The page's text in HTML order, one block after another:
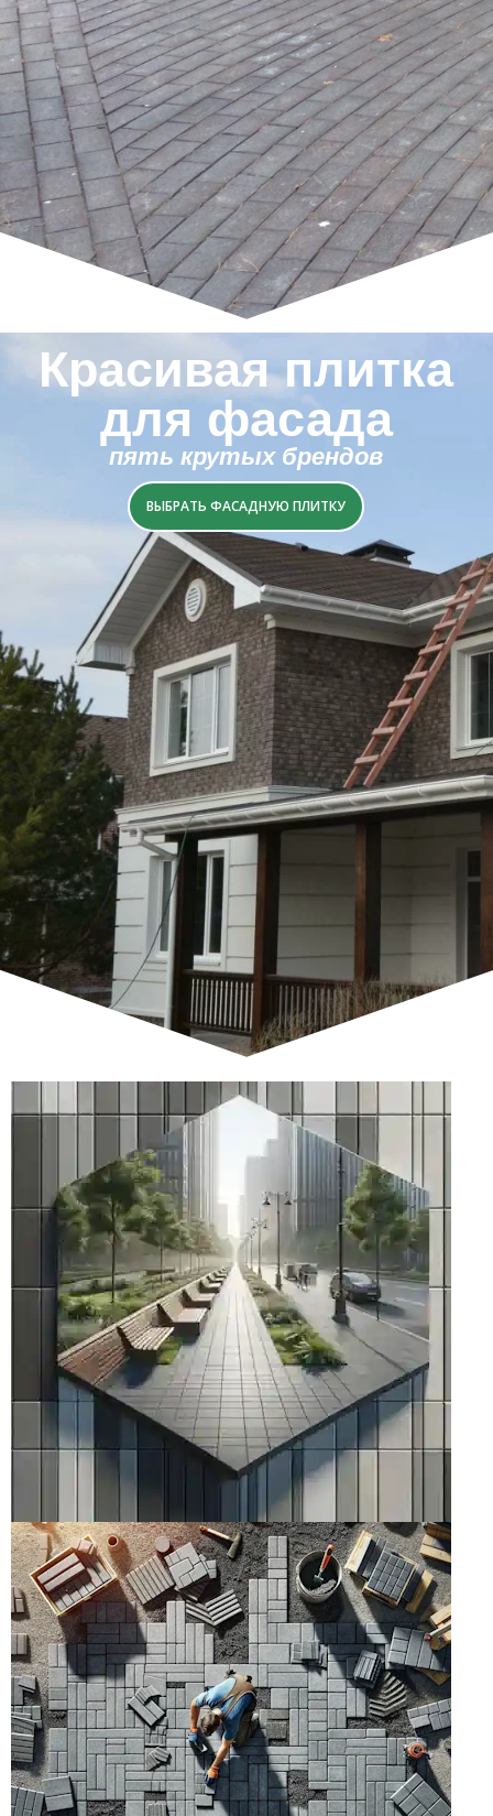
Красивая плитка
для фасада
пять крутых брендов
ВЫБРАТЬ ФАСАДНУЮ ПЛИТКУ
ТРОТУАРНАЯ
ПЛИТКА
каталог тротуарной плитки